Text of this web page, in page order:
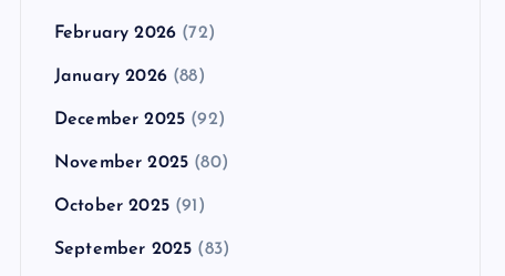
February 2026 (72)
January 2026(88)
December 2025 (92)
November 2025 (80)
October 2025(91)
September 2025 (83)